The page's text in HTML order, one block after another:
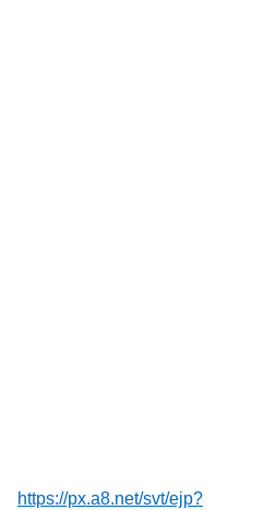
https://px.a8.net/svt/ejp?